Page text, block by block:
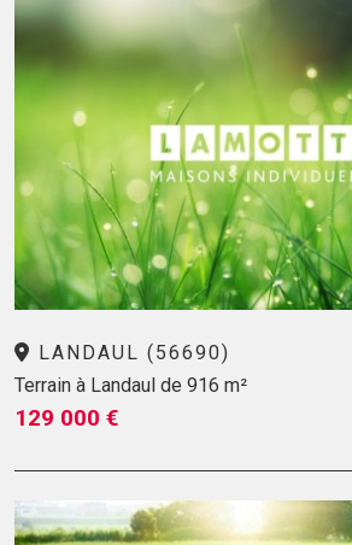
LANDAUL (56690)
Terrain à Landaul de 916 m²
129 000 €